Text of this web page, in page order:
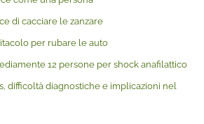
di cacciare le zanzare
per rubare le auto
12 persone per shock anafilattico
difficoltà diagnostiche e implicazioni nel